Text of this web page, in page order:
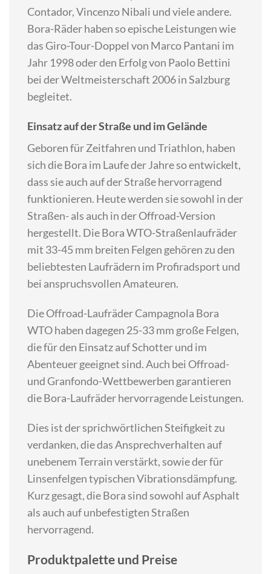
Contador, Vincenzo Nibali und viele andere.
Bora-Räder haben so epische Leistungen wie
das Giro-Tour-Doppel von Marco Pantani im
Jahr 1998 oder den Erfolg von Paolo Bettini
bei der Weltmeisterschaft 2006 in Salzburg
begleitet.
Einsatz auf der Straße und im Gelände
Geboren für Zeitfahren und Triathlon, haben
sich die Bora im Laufe der Jahre so entwickelt,
dass sie auch auf der Straße hervorragend
funktionieren. Heute werden sie sowohl in der
Straßen- als auch in der Offroad-Version
hergestellt. Die Bora WTO-Straßenlaufräder
mit 33-45 mm breiten Felgen gehören zu den
beliebtesten Laufrädern im Profiradsport und
bei anspruchsvollen Amateuren.
Die Offroad-Laufräder Campagnola Bora
WTO haben dagegen 25-33 mm große Felgen,
die für den Einsatz auf Schotter und im
Abenteuer geeignet sind. Auch bei Offroad-
und Granfondo-Wettbewerben garantieren
die Bora-Laufräder hervorragende Leistungen.
Dies ist der sprichwörtlichen Steifigkeit zu
verdanken, die das Ansprechverhalten auf
unebenem Terrain verstärkt, sowie der für
Linsenfelgen typischen Vibrationsdämpfung.
Kurz gesagt, die Bora sind sowohl auf Asphalt
als auch auf unbefestigten Straßen
hervorragend.
Produktpalette und Preise